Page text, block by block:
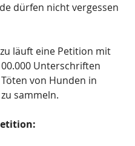
dürfen nicht vergessen
läuft eine Petition mit
Unterschriften
von Hunden in
sammeln.